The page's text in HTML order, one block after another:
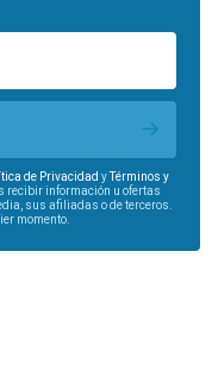
de Privacidad yTérminos y
recibir información u ofertas
sus afiliadas o de terceros.
momento.